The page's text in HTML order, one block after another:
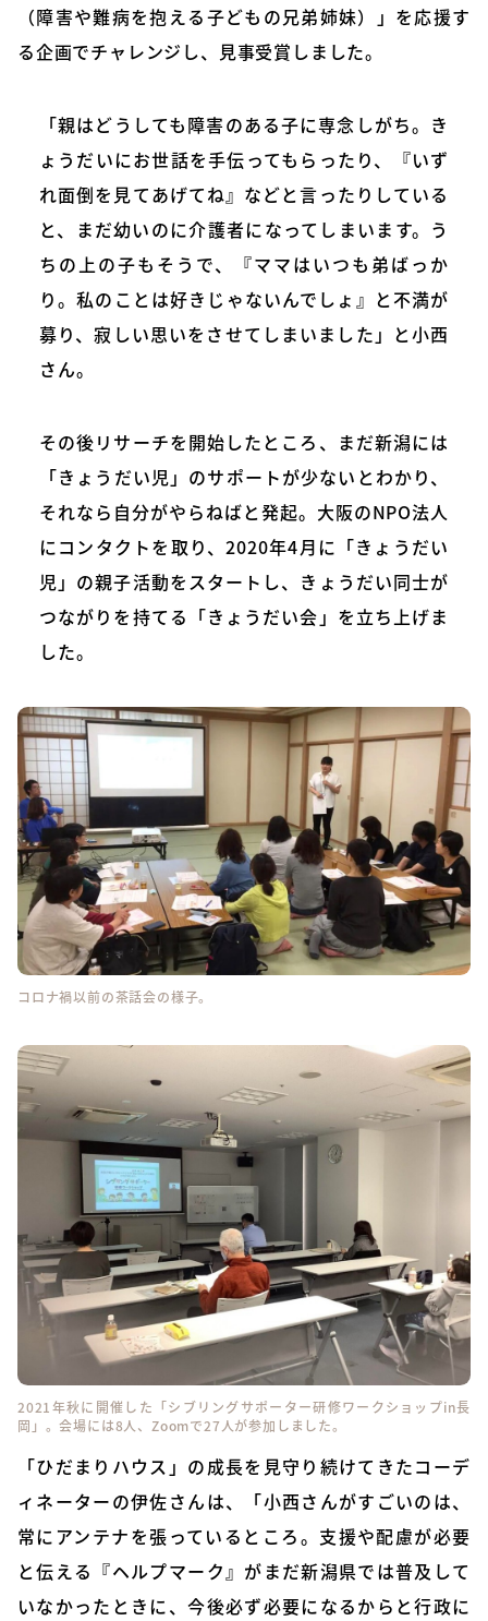
（障害や難病を抱える子どもの兄弟姉妹）」を応援す
る企画でチャレンジし、見事受賞しました。
「親はどうしても障害のある子に専念しがち。き
ょうだいにお世話を手伝ってもらったり、『いず
れ面倒を見てあげてね』などと言ったりしている
と、まだ幼いのに介護者になってしまいます。う
ちの上の子もそうで、『ママはいつも弟ばっか
り。私のことは好きじゃないんでしょ』と不満が
募り、寂しい思いをさせてしまいました」と小西
さん。
その後リサーチを開始したところ、まだ新潟には
「きょうだい児」のサポートが少ないとわかり、
それなら自分がやらねばと発起。大阪のNPO法人
にコンタクトを取り、2020年4月に「きょうだい
児」の親子活動をスタートし、きょうだい同士が
つながりを持てる「きょうだい会」を立ち上げま
した。
コロナ禍以前の茶話会の様子。
2021年秋に開催した「シブリングサポーター研修ワークショップin長
岡」。会場には8人、Zoomで27人が参加しました。
「ひだまりハウス」の成長を見守り続けてきたコーデ
ィネーターの伊佐さんは、「小西さんがすごいのは、
常にアンテナを張っているところ。支援や配慮が必要
と伝える『ヘルプマーク』がまだ新潟県では普及して
いなかったときに、今後必ず必要になるからと行政に